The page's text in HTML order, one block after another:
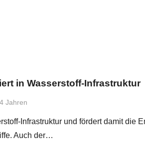
in Wasserstoff-Infrastruktur
Jahren
Infrastruktur und fördert damit die
Auch der…